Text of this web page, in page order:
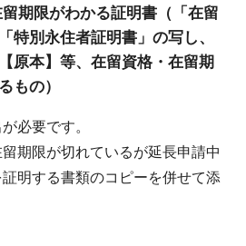
期限がわかる証明書（「在留
特別永住者証明書」の写し、
原本】等、在留資格・在留期
もの）
必要です。
期限が切れているが延長申請中
明する書類のコピーを併せて添